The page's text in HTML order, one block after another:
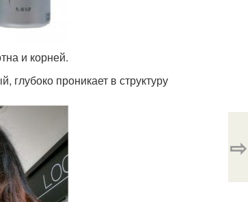
и корней.
глубоко проникает в структуру
⇨